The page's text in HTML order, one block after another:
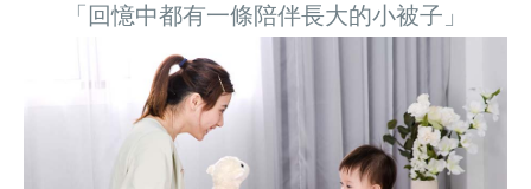
「回憶中都有一條陪伴長大的小被子」